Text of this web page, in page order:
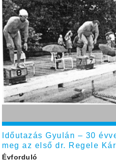
Időutazás Gyulán – 30
meg az első dr. Regele
Évforduló